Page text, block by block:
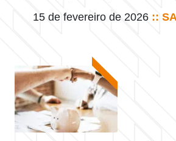
15 de fevereiro de 2026 ::